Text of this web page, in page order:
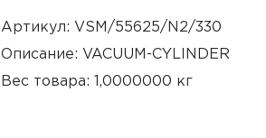
Артикул: VSM/55625/N2/330
Описание: VACUUM-CYLINDER
Вес товара: 1,0000000 кг